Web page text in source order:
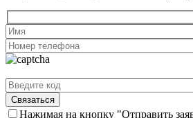
Нажимая на кнопку "Отправить